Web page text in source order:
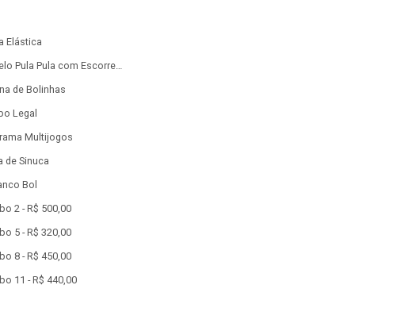
Elástica
Castelo Pula Pula com Escorregador 2 em 1
de Bolinhas
Legal
Multijogos
de Sinuca
Bol
2 - R$ 500,00
5 - R$ 320,00
8 - R$ 450,00
11 - R$ 440,00